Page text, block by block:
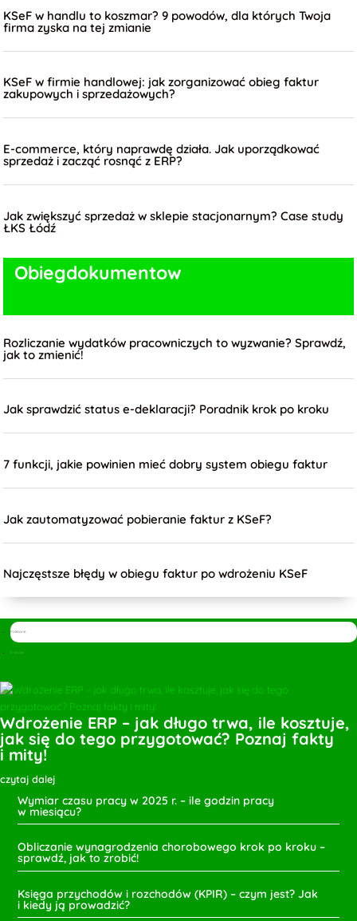
KSeF w handlu to koszmar? 9 powodów, dla których Twoja
firma zyska na tej zmianie
KSeF w firmie handlowej: jak zorganizować obieg faktur
zakupowych i sprzedażowych?
E-commerce, który naprawdę działa. Jak uporządkować
sprzedaż i zacząć rosnąć z ERP?
Jak zwiększyć sprzedaż w sklepie stacjonarnym? Case study
ŁKS Łódź
Obiegdokumentow
Rozliczanie wydatków pracowniczych to wyzwanie? Sprawdź,
jak to zmienić!
Jak sprawdzić status e-deklaracji? Poradnik krok po kroku
7 funkcji, jakie powinien mieć dobry system obiegu faktur
Jak zautomatyzować pobieranie faktur z KSeF?
Najczęstsze błędy w obiegu faktur po wdrożeniu KSeF
Polecane
E-booki
Wdrożenie ERP – jak długo trwa, ile kosztuje,
jak się do tego przygotować? Poznaj fakty
i mity!
czytaj dalej
Wymiar czasu pracy w 2025 r. – ile godzin pracy
w miesiącu?
Obliczanie wynagrodzenia chorobowego krok po kroku –
sprawdź, jak to zrobić!
Księga przychodów i rozchodów (KPIR) – czym jest? Jak
i kiedy ją prowadzić?